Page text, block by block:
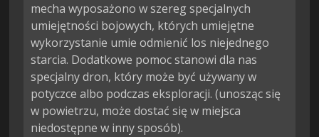
mecha wyposażono w szereg specjalnych
umiejętności bojowych, których umiejętne
wykorzystanie umie odmienić los niejednego
starcia. Dodatkowe pomoc stanowi dla nas
specjalny dron, który może być używany w
potyczce albo podczas eksploracji. (unosząc się
w powietrzu, może dostać się w miejsca
niedostępne w inny sposób).